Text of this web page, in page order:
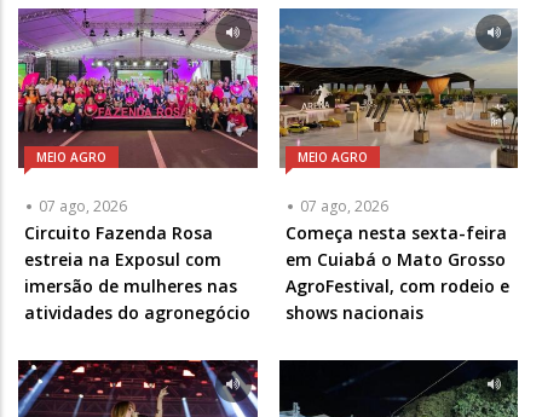
MEIO AGRO
07 ago, 2026
Circuito Fazenda Rosa
estreia na Exposul com
imersão de mulheres nas
atividades do agronegócio
MEIO AGRO
07 ago, 2026
Começa nesta sexta-feira
em Cuiabá o Mato Grosso
AgroFestival, com rodeio e
shows nacionais